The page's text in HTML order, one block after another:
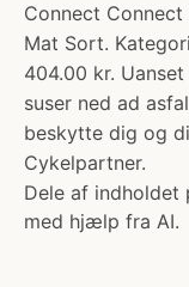
Connect
Mat Sort.
404.00 kr.
suser ned ad
beskytte dig og
Cykelpartner.
Dele af indholdet
med hjælp fra AI.